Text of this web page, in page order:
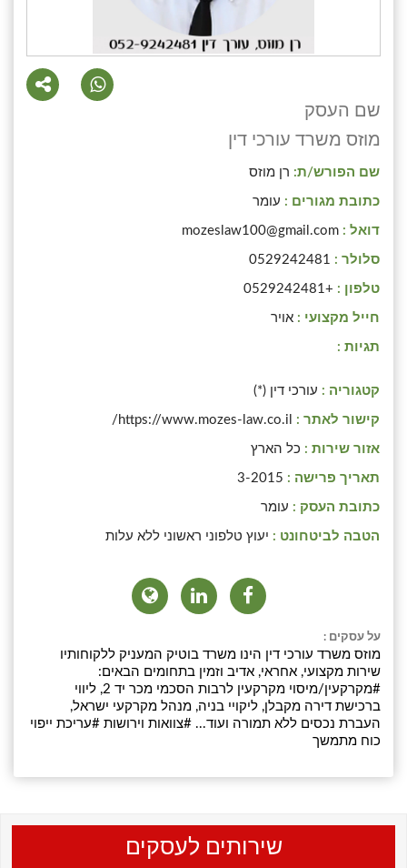
שם העסק
מוזס משרד עורכי דין
שם הפורש/ת: רן מוזס
כתובת מגורים : עומר
דואל : mozeslaw100@gmail.com
סלולר : 0529242481
טלפון : +0529242481
חייל מקצועי : אויר
תגיות :
קטגוריה : עורכי דין (*)
קישור לאתר : https://www.mozes-law.co.il/
אזור שירות : כל הארץ
תאריך פרישה : 3-2015
כתובת העסק : עומר
הטבה לביטחונט : יעוץ טלפוני ראשוני ללא עלות
על עסקים :
מוזס משרד עורכי דין הינו משרד בוטיק המעניק ללקוחותיו
שירות מקצועי, אחראי, אדיב וזמין בתחומים הבאים:
#מקרקעין/מיסוי מקרקעין לרבות הסכמי מכר יד 2, ליווי
ברכישת דירה מקבלן, ליקויי בניה, מנהל מקרקעי ישראל,
העברת נכסים ללא תמורה ועוד... #צוואות וירושות #עריכת ייפוי
כוח מתמשך
שירותים לעסקים